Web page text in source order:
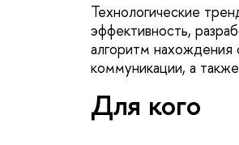
Технологические
эффективность,
алгоритм нахождения
коммуникации, а
Для кого